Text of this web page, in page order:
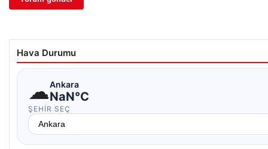
Hava Durumu
☁Ankara
NaN°C
ŞEHIR SEÇ